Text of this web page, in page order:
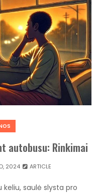
autobusu: Rinkimai
2024 ARTICLE
saulė slysta pro